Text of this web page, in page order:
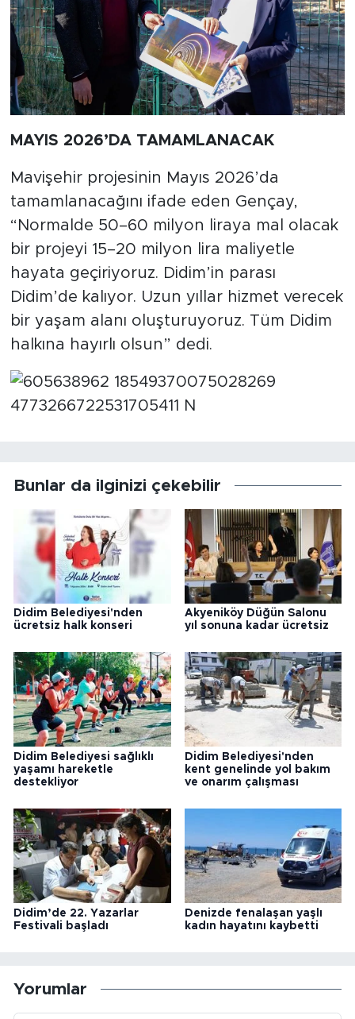
MAYIS 2026’DA TAMAMLANACAK
Mavişehir projesinin Mayıs 2026’da
tamamlanacağını ifade eden Gençay,
“Normalde 50–60 milyon liraya mal olacak
bir projeyi 15–20 milyon lira maliyetle
hayata geçiriyoruz. Didim’in parası
Didim’de kalıyor. Uzun yıllar hizmet verecek
bir yaşam alanı oluşturuyoruz. Tüm Didim
halkına hayırlı olsun” dedi.
Bunlar da ilginizi çekebilir
Didim Belediyesi'nden
ücretsiz halk konseri
Akyeniköy Düğün Salonu
yıl sonuna kadar ücretsiz
Didim Belediyesi sağlıklı
yaşamı hareketle
destekliyor
Didim Belediyesi'nden
kent genelinde yol bakım
ve onarım çalışması
Didim’de 22. Yazarlar
Festivali başladı
Denizde fenalaşan yaşlı
kadın hayatını kaybetti
Yorumlar